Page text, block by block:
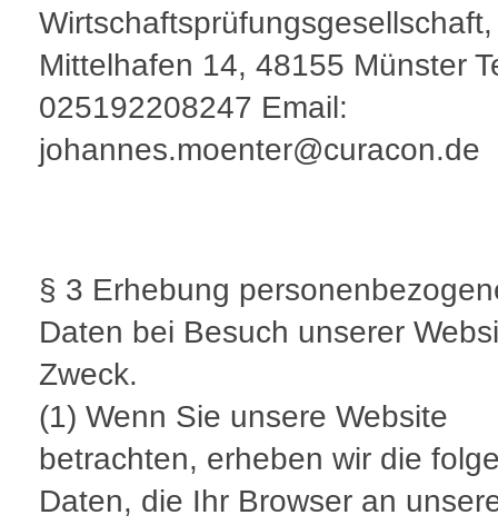
Wirtschaftsprüfungsgesellschaft,
Mittelhafen 14, 48155 Münster
025192208247 Email:
johannes.moenter@curacon.de
§ 3 Erhebung
Daten bei Besuch unserer
Zweck.
(1) Wenn Sie unsere Website
betrachten, erheben wir die
Daten, die Ihr Browser an